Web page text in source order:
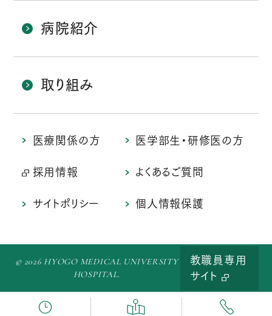
病院紹介
取り組み
医療関係の方 医学部生・研修医の方
採用情報 よくあるご質問
サイトポリシー 個人情報保護
© 2026 HYOGO MEDICAL UNIVERSITY
HOSPITAL.
教職員専用
サイト